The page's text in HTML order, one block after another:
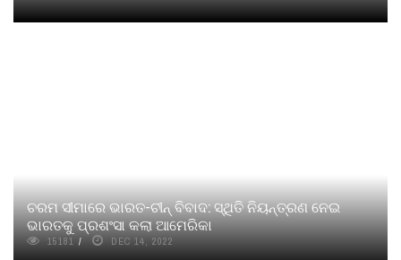
ଚରମ ସୀମାରେ ଭାରତ-ଚୀନ୍ ବିବାଦ: ସ୍ଥିତି ନିୟନ୍ତ୍ରଣ ନେଇ
ଭାରତକୁ ପ୍ରଶଂସା କଲା ଆମେରିକା
15181 DEC 14, 2022